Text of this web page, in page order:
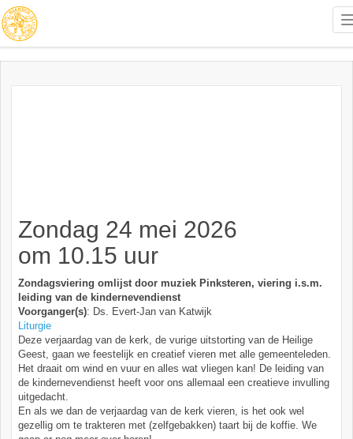
Zondag 24 mei 2026
om 10.15 uur
Zondagsviering omlijst door muziek Pinksteren, viering i.s.m.
leiding van de kindernevendienst
Voorganger(s): Ds. Evert-Jan van Katwijk
Liturgie
Deze verjaardag van de kerk, de vurige uitstorting van de Heilige
Geest, gaan we feestelijk en creatief vieren met alle gemeenteleden.
Het draait om wind en vuur en alles wat vliegen kan! De leiding van
de kindernevendienst heeft voor ons allemaal een creatieve invulling
uitgedacht.
En als we dan de verjaardag van de kerk vieren, is het ook wel
gezellig om te trakteren met (zelfgebakken) taart bij de koffie. We